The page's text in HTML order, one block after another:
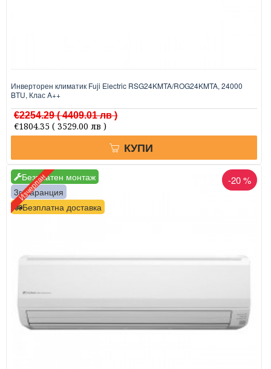
Инверторен климатик Fuji Electric RSG24KMTA/ROG24KMTA, 24000
BTU, Клас A++
€2254.29( 4409.01 лв )
€1804.35 ( 3529.00 лв )
КУПИ
Безплатен монтаж
Безплатна доставка
3г. гаранция
-20 %
Изчерпан